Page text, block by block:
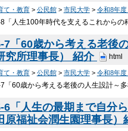
て・教育> 公民館> 市民大学> 令和8年
「人生100年時代を支えるこれから
7「60歳から考える老後
究所理事長） 紹介
html
て・教育> 公民館> 市民大学> 令和8年
「60歳から考える老後の人生設計～
6「人生の最期まで自分
原福祉会潤生園理事長）